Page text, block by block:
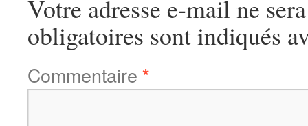
Votre adresse e-mail ne
obligatoires sont indiqués
Commentaire *